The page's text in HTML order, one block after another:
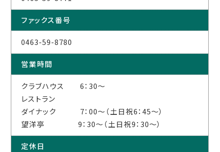
ファックス番号
0463-59-8780
営業時間
クラブハウス 6：30～
レストラン
ダイナック 7：00～（土日祝6：45～）
望洋亭 9：30～（土日祝9：30～）
定休日